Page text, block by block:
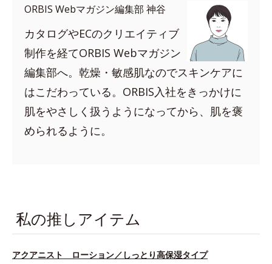
ORBIS Webマガジン編集部 神谷
カタログやECのクリエイティブ
制作を経てORBIS Webマガジン
編集部へ。乾燥・敏感肌なのでスキンケアに
はこだわっている。ORBIS入社をきっかけに
肌をやさしく扱うようになってから、肌を褒
められるように。
私の推しアイテム
アクアニスト ローション／しっとり高保湿タイプ